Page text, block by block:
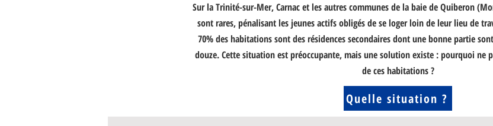
Sur la Trinité-sur-Mer, Carnac et les autres communes de la baie de Quiberon
sont rares, pénalisant les jeunes actifs obligés de se loger loin de leur lieu de
70% des habitations sont des résidences secondaires dont une bonne partie
douze. Cette situation est préoccupante, mais une solution existe : pourquoi ne
de ces habitations ?
Quelle situation ?